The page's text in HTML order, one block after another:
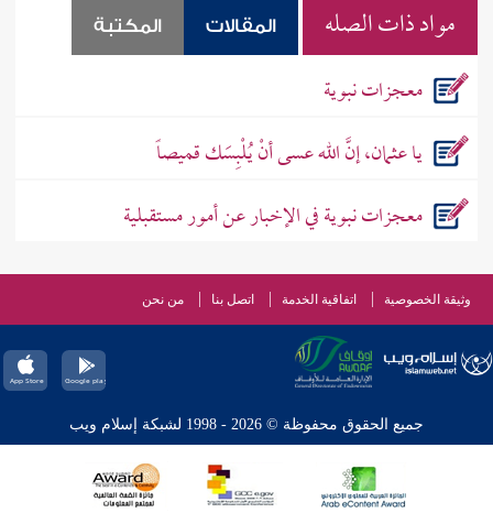
مواد ذات الصله المقالات المكتبة
معجزات نبوية
يا عثمان، إنَّ الله عسى أنْ يُلْبِسَك قميصاً
معجزات نبوية في الإخبار عن أمور مستقبلية
وثيقة الخصوصية اتفاقية الخدمة اتصل بنا من نحن
جميع الحقوق محفوظة © 2026 - 1998 لشبكة إسلام ويب